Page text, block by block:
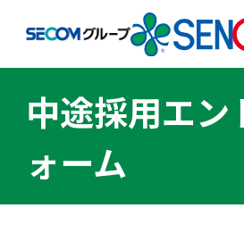
企業情報
中途採用エン
ォーム